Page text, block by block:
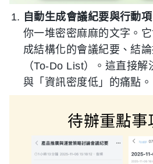
自動生成會議紀要與行動項
你一堆密密麻麻的文字。
成結構化的會議紀要、結
（To-Do List）。這直接解
與「資訊密度低」的痛點。